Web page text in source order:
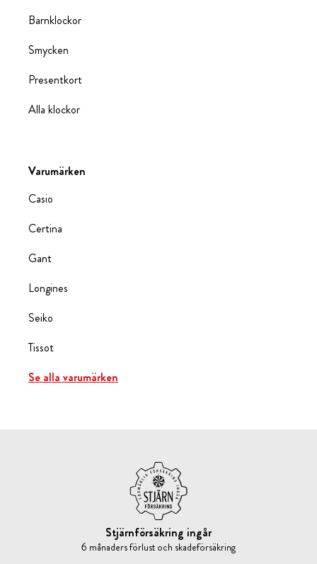
Barnklockor
Smycken
Presentkort
Alla klockor
Varumärken
Casio
Certina
Gant
Longines
Seiko
Tissot
Se alla varumärken
Stjärnförsäkring ingår
6 månaders förlust och skadeförsäkring